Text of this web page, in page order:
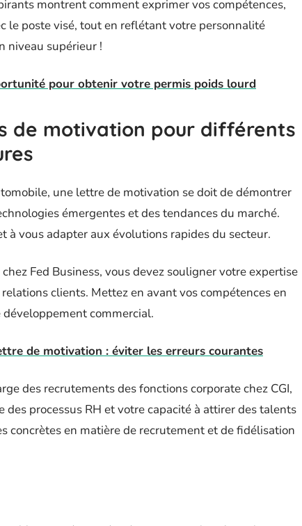
montrent comment exprimer vos compétences,
le poste visé, tout en reflétant votre personnalité
niveau supérieur !
pour obtenir votre permis poids lourd
de motivation pour différents
une lettre de motivation se doit de démontrer
émergentes et des tendances du marché.
à vous adapter aux évolutions rapides du secteur.
Fed Business, vous devez souligner votre expertise
clients. Mettez en avant vos compétences en
commercial.
de motivation : éviter les erreurs courantes
des recrutements des fonctions corporate chez CGI,
processus RH et votre capacité à attirer des talents
concrètes en matière de recrutement et de fidélisation